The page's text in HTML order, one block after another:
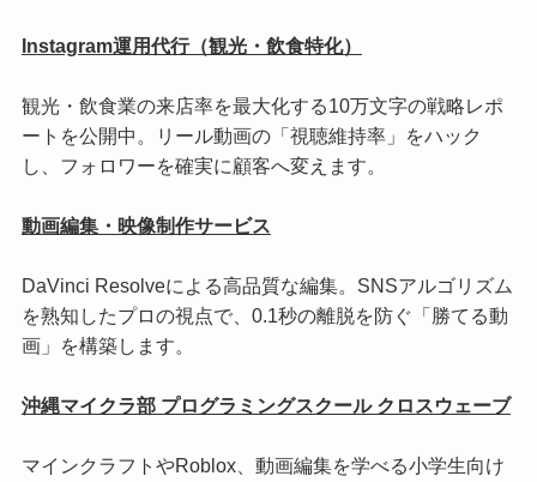
Instagram運用代行（観光・飲食特化）
観光・飲食業の来店率を最大化する10万文字の戦略レポ
ートを公開中。リール動画の「視聴維持率」をハック
し、フォロワーを確実に顧客へ変えます。
動画編集・映像制作サービス
DaVinci Resolveによる高品質な編集。SNSアルゴリズム
を熟知したプロの視点で、0.1秒の離脱を防ぐ「勝てる動
画」を構築します。
沖縄マイクラ部 プログラミングスクール クロスウェーブ
マインクラフトやRoblox、動画編集を学べる小学生向け